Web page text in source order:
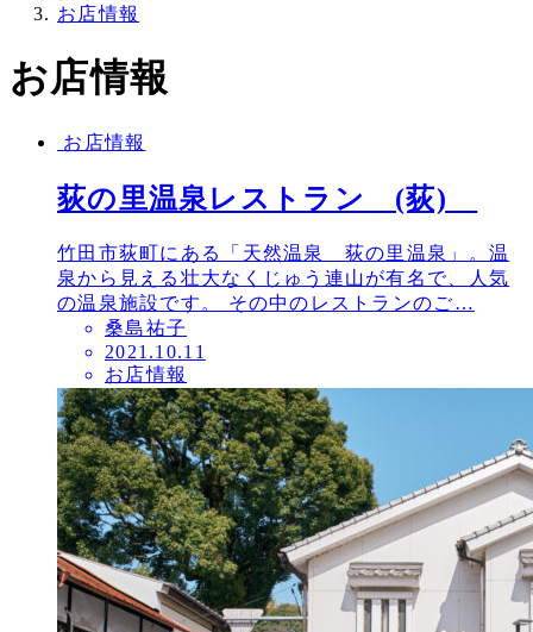
お店情報
お店情報
お店情報
荻の里温泉レストラン (荻)
竹田市荻町にある「天然温泉 荻の里温泉」。温
泉から見える壮大なくじゅう連山が有名で、人気
の温泉施設です。 その中のレストランのご…
桑島祐子
投
稿
日
2021.10.11
お店情報